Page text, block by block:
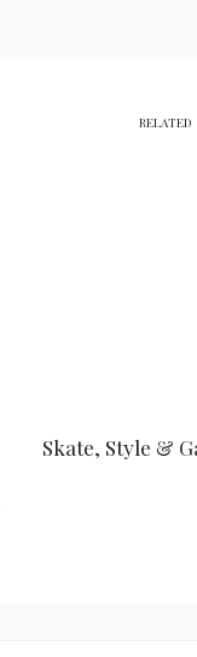
RELATED
Skate, Style &